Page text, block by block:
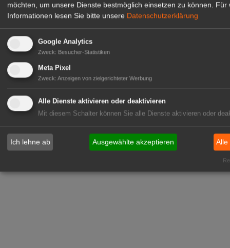
möchten, um unsere Dienste bestmöglich einsetzen zu können.
Für
Informationen lesen Sie bitte unsere Datenschutzerklärung
Google Analytics
Zweck: Besucher-Statistiken
Meta Pixel
Zweck: Anzeigen von zielgerichteter Werbung
Alle Dienste aktivieren oder deaktivieren
Mit diesem Schalter können Sie alle Dienste aktivieren oder
Ich lehne ab Ausgewählte akzeptieren Alle